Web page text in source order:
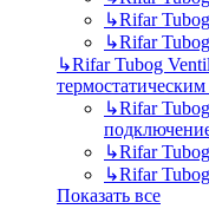
↳Rifar
↳Rifar
↳Rifar Tubog
↳Rifar
↳Rifar
↳Rifar
Показать все